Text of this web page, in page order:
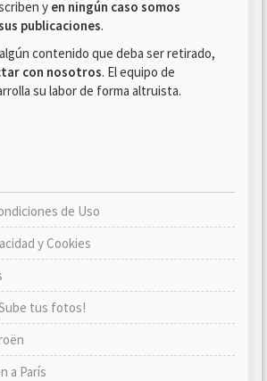
y en ningún caso somos
publicaciones.
contenido que deba ser retirado,
con nosotros. El equipo de
su labor de forma altruista.
de Uso
y Cookies
tus fotos!
a París